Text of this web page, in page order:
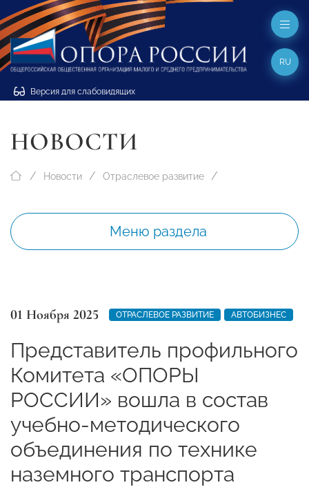
Версия для слабовидящих
RU
НОВОСТИ
Новости Отраслевое развитие
Меню раздела
01 Ноября 2025 ОТРАСЛЕВОЕ РАЗВИТИЕ АВТОБИЗНЕС
Представитель профильного
Комитета «ОПОРЫ
РОССИИ» вошла в состав
учебно-методического
объединения по технике
наземного транспорта